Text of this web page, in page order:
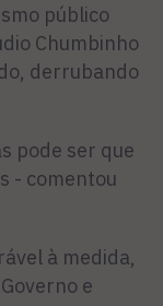
público
Chumbinho
derrubando
pode ser que
- comentou
à medida,
e